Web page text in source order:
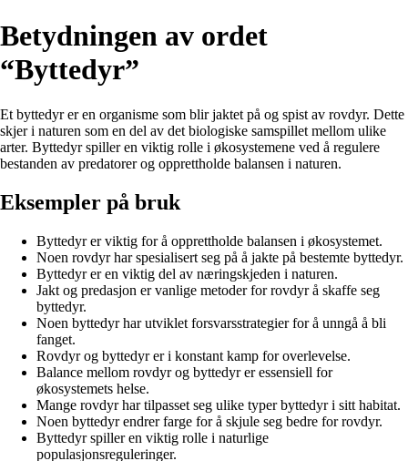
Betydningen av ordet
“Byttedyr”
Et byttedyr er en organisme som blir jaktet på og spist av rovdyr. Dette
skjer i naturen som en del av det biologiske samspillet mellom ulike
arter. Byttedyr spiller en viktig rolle i økosystemene ved å regulere
bestanden av predatorer og opprettholde balansen i naturen.
Eksempler på bruk
Byttedyr er viktig for å opprettholde balansen i økosystemet.
Noen rovdyr har spesialisert seg på å jakte på bestemte byttedyr.
Byttedyr er en viktig del av næringskjeden i naturen.
Jakt og predasjon er vanlige metoder for rovdyr å skaffe seg
byttedyr.
Noen byttedyr har utviklet forsvarsstrategier for å unngå å bli
fanget.
Rovdyr og byttedyr er i konstant kamp for overlevelse.
Balance mellom rovdyr og byttedyr er essensiell for
økosystemets helse.
Mange rovdyr har tilpasset seg ulike typer byttedyr i sitt habitat.
Noen byttedyr endrer farge for å skjule seg bedre for rovdyr.
Byttedyr spiller en viktig rolle i naturlige
populasjonsreguleringer.